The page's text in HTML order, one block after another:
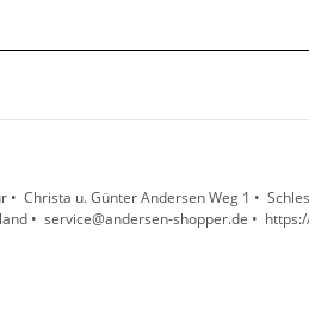
Christa u. Günter Andersen Weg 1 •
• service@andersen-shopper.de •